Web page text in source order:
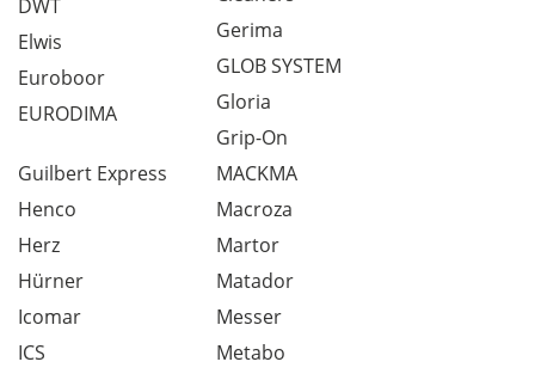
DWT
Elwis
Euroboor
EURODIMA
Gerima
GLOB SYSTEM
Gloria
Grip-On
Guilbert Express
Henco
Herz
Hürner
Icomar
ICS
MACKMA
Macroza
Martor
Matador
Messer
Metabo